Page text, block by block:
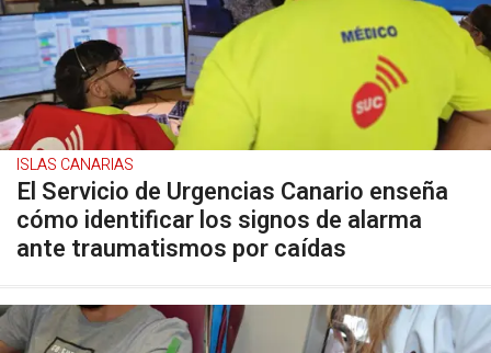
ISLAS CANARIAS
El Servicio de Urgencias Canario enseña
cómo identificar los signos de alarma
ante traumatismos por caídas